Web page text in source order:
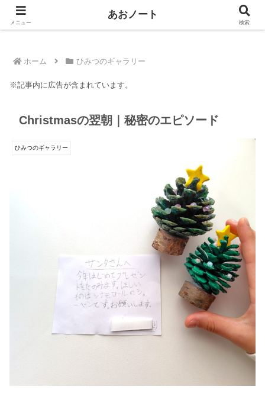
＼ わたしのつまづき あなたの安心に ／
ホーム ひみつのギャラリー
※記事内に広告が含まれています。
Christmasの翌朝｜秘密のエピソード
ひみつのギャラリー
メニュー
あおノート
検索